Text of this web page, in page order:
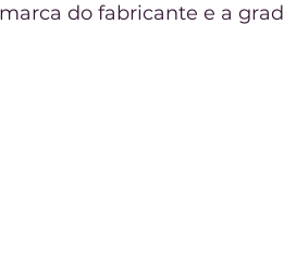
do fabricante e a